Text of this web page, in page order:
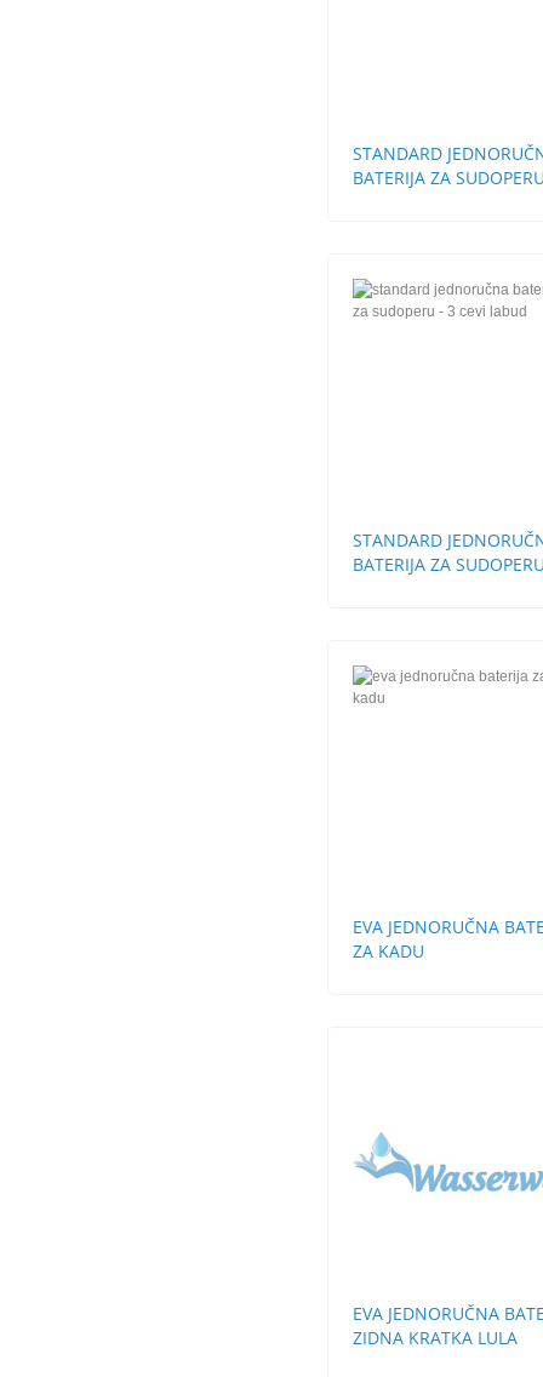
STANDARD
BATERIJA ZA
STANDARD
BATERIJA ZA
EVA JEDNORUČNA
ZA KADU
EVA JEDNORUČNA
ZIDNA KRATKA LULA